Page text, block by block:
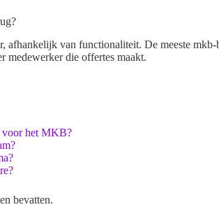
afhankelijk van functionaliteit. De meeste
medewerker die offertes maakt.
voor het MKB?
bevatten.